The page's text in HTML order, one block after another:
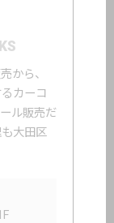
から、
カーコ
ル販売だ
大田区